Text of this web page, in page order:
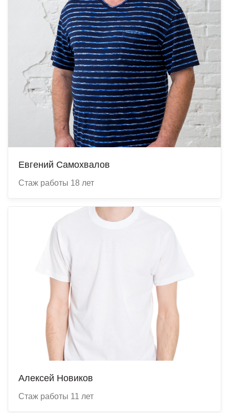
Евгений Самохвалов
Cтаж работы 18 лет
Алексей Новиков
Cтаж работы 11 лет